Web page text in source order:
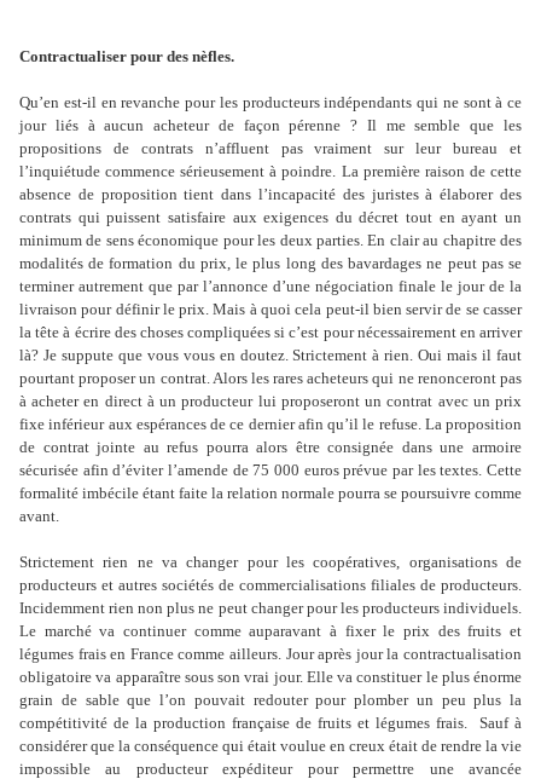
Contractualiser pour des nèfles.
Qu’en est-il en revanche pour les producteurs indépendants qui ne sont à ce
jour liés à aucun acheteur de façon pérenne ? Il me semble que les
propositions de contrats n’affluent pas vraiment sur leur bureau et
l’inquiétude commence sérieusement à poindre. La première raison de cette
absence de proposition tient dans l’incapacité des juristes à élaborer des
contrats qui puissent satisfaire aux exigences du décret tout en ayant un
minimum de sens économique pour les deux parties. En clair au chapitre des
modalités de formation du prix, le plus long des bavardages ne peut pas se
terminer autrement que par l’annonce d’une négociation finale le jour de la
livraison pour définir le prix. Mais à quoi cela peut-il bien servir de se casser
la tête à écrire des choses compliquées si c’est pour nécessairement en arriver
là? Je suppute que vous vous en doutez. Strictement à rien. Oui mais il faut
pourtant proposer un contrat. Alors les rares acheteurs qui ne renonceront pas
à acheter en direct à un producteur lui proposeront un contrat avec un prix
fixe inférieur aux espérances de ce dernier afin qu’il le refuse. La proposition
de contrat jointe au refus pourra alors être consignée dans une armoire
sécurisée afin d’éviter l’amende de 75 000 euros prévue par les textes. Cette
formalité imbécile étant faite la relation normale pourra se poursuivre comme
avant.
Strictement rien ne va changer pour les coopératives, organisations de
producteurs et autres sociétés de commercialisations filiales de producteurs.
Incidemment rien non plus ne peut changer pour les producteurs individuels.
Le marché va continuer comme auparavant à fixer le prix des fruits et
légumes frais en France comme ailleurs. Jour après jour la contractualisation
obligatoire va apparaître sous son vrai jour. Elle va constituer le plus énorme
grain de sable que l’on pouvait redouter pour plomber un peu plus la
compétitivité de la production française de fruits et légumes frais.
Sauf à
considérer que la conséquence qui était voulue en creux était de rendre la vie
impossible au producteur expéditeur pour permettre une avancée